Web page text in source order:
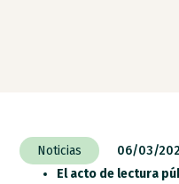
Noticias
06/03/
El acto de lectura